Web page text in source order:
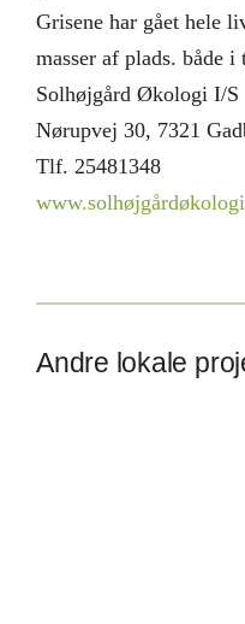
Grisene har gået hele
masser af plads. både
Solhøjgård Økologi I/S
Nørupvej 30, 7321
Tlf. 25481348
Andre lokale